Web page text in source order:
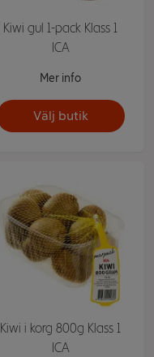
Kiwi gul 1-pack Klass 1
ICA
Mer info
Välj butik
Kiwi i korg 800g Klass 1
ICA